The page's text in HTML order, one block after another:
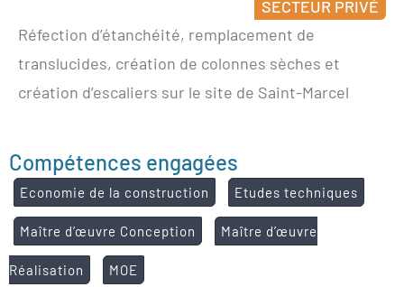
SECTEUR PRIVÉ
Réfection d’étanchéité, remplacement de
translucides, création de colonnes sèches et
création d’escaliers sur le site de Saint-Marcel
Compétences engagées
Economie de la construction Etudes techniques
Maître d’œuvre Conception Maître d’œuvre
Réalisation MOE